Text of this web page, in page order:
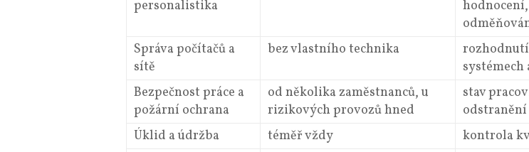
personalistika
hodnocení,
Správa počítačů a
sítě
bez vlastního technika
systémech
Bezpečnost práce a
požární ochrana
od několika zaměstnanců, u
rizikových provozů hned
stav
odstranění
Úklid a údržba
téměř vždy
kontrola